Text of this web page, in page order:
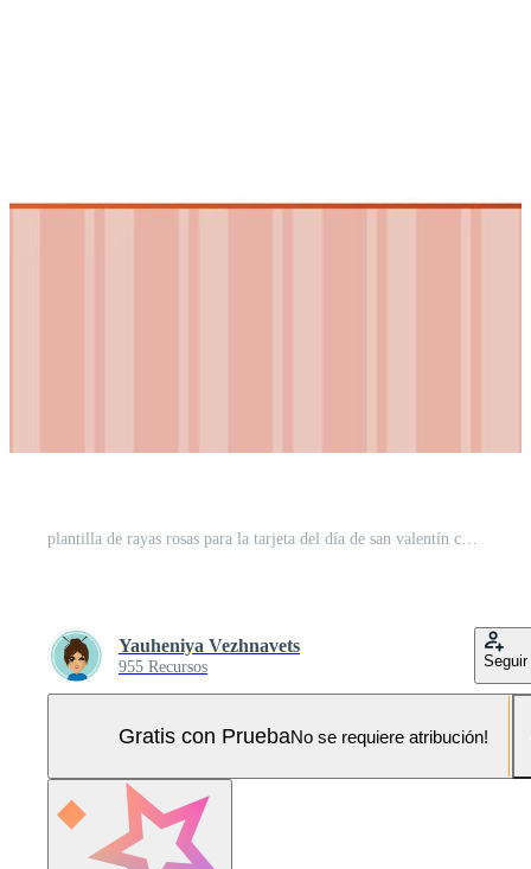
plantilla de rayas rosas para la tarjeta del día de san valentín con corazones recortados de papel. vector. modelo. tarjeta postal. invitaciones Pro Vector y Pro SVG
Yauheniya Vezhnavets
955 Recursos Seguir
Gratis con PruebaNo se requiere atribución!